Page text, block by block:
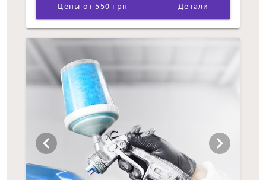
Цены от 550 грн Детали
chevron_left chevron_right